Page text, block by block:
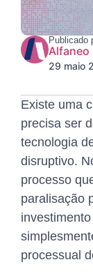
Publicado
Alfaneo
29 maio
Existe uma
precisa ser
tecnologia
disruptivo.
processo
paralisação
processual